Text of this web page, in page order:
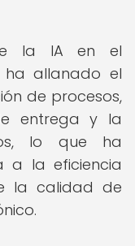
la IA en el
ha allanado el
de procesos,
entrega y la
lo que ha
a la eficiencia
la calidad de